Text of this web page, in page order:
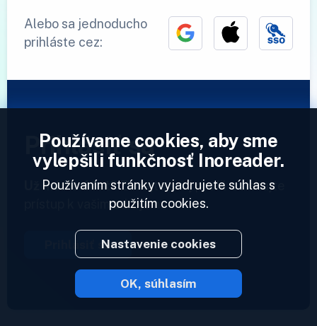
Alebo sa jednoducho
prihláste cez:
Prihlásiť sa
Už máme účet?Zadajte svoj profil a získajte
prístup k vašim zdrojom.
Prihlásiť sa
2023 © Inoreader
Používame cookies, aby sme
vylepšili funkčnosť Inoreader.
Používaním stránky vyjadrujete súhlas s
použitím cookies.
Nastavenie cookies
OK, súhlasím